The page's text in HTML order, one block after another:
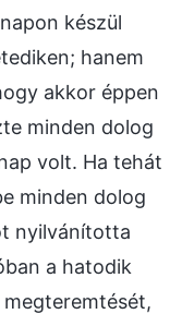
készül
hanem
akkor éppen
minden dolog
volt. Ha tehát
minden dolog
nyilvánította
a hatodik